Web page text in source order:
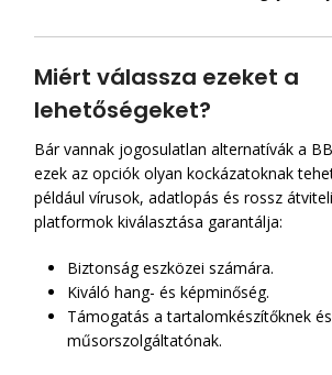
Miért válassza ezeket a
lehetőségeket?
Bár vannak jogosulatlan alternatívák a
ezek az opciók olyan kockázatoknak
például vírusok, adatlopás és rossz
platformok kiválasztása garantálja:
Biztonság eszközei számára.
Kiváló hang- és képminőség.
Támogatás a tartalomkészítőknek
műsorszolgáltatónak.